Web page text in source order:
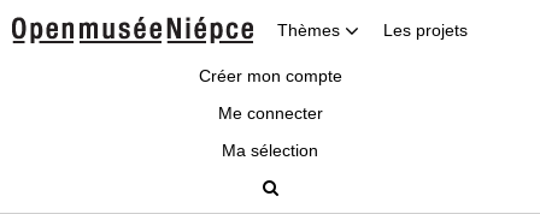
Thèmes Les projets
Créer mon compte
Me connecter
Ma sélection